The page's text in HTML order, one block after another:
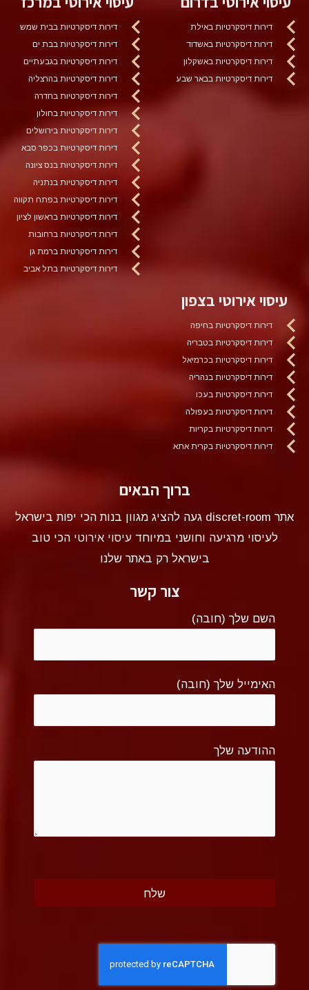
דירות דיסקרטיות באילת
דירות דיסקרטיות באשדוד
דירות דיסקרטיות באשקלון
דירות דיסקרטיות בבאר שבע
דירות דיסקרטיות בבית שמש
דירות דיסקרטיות בבת ים
דירות דיסקרטיות בגבעתיים
דירות דיסקרטיות בהרצליה
דירות דיסקרטיות בחדרה
דירות דיסקרטיות בחולון
דירות דיסקרטיות בירושלים
דירות דיסקרטיות בכפר סבא
דירות דיסקרטיות בנס ציונה
דירות דיסקרטיות בנתניה
דירות דיסקרטיות בפתח תקווה
דירות דיסקרטיות בראשון לציון
דירות דיסקרטיות ברחובות
דירות דיסקרטיות ברמת גן
דירות דיסקרטיות בתל אביב
עיסוי אירוטי בצפון
דירות דיסקרטיות בחיפה
דירות דיסקרטיות בטבריה
דירות דיסקרטיות בכרמיאל
דירות דיסקרטיות בנהריה
דירות דיסקרטיות בעכו
דירות דיסקרטיות בעפולה
דירות דיסקרטיות בקריות
דירות דיסקרטיות בקרית אתא
ברוך הבאים
אתר discret-room געה להציג מגוון בנות הכי יפות בישראל
לעיסוי מרגיעה וחושני במיוחדעיסוי אירוטי הכי טוב
בישראל רק באתר שלנו
צור קשר
השם שלך (חובה)
האימייל שלך (חובה)
ההודעה שלך